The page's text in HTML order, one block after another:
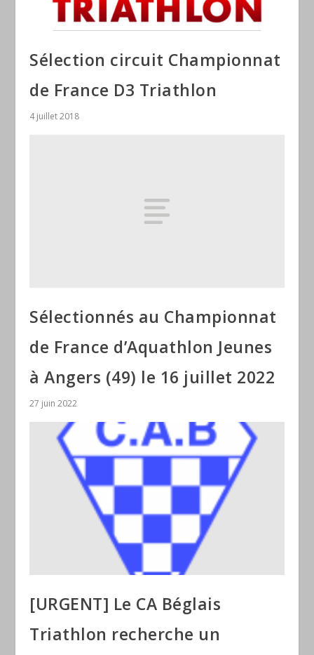
Sélection circuit Championnat
de France D3 Triathlon
4 juillet 2018
Sélectionnés au Championnat
de France d’Aquathlon Jeunes
à Angers (49) le 16 juillet 2022
27 juin 2022
[URGENT] Le CA Béglais
Triathlon recherche un